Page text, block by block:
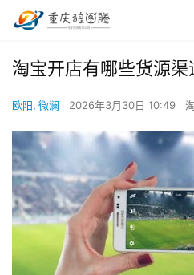
淘宝开店有哪些货源渠
欧阳, 微澜 2026年3月30日 10:49